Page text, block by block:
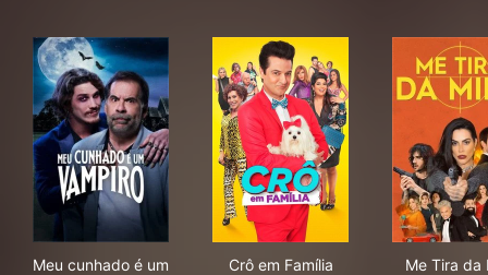
Meu cunhado é um
Crô em Família
Me Tira da